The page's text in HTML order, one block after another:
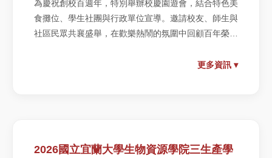
為慶祝創校百週年，特別舉辦校慶園遊會，結合特色美
食攤位、學生社團與行政單位宣導。邀請校友、師生與
社區民眾共襄盛舉，在歡樂熱鬧的氛圍中回顧百年榮
更多資訊 ▾
2026國立宜蘭大學生物資源學院三生產學